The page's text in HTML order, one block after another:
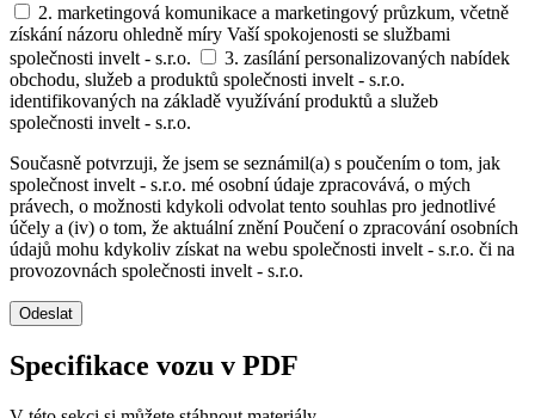
2. marketingová komunikace a marketingový průzkum, včetně
získání názoru ohledně míry Vaší spokojenosti se službami
společnosti invelt - s.r.o.
3. zasílání personalizovaných nabídek
obchodu, služeb a produktů společnosti invelt - s.r.o.
identifikovaných na základě využívání produktů a služeb
společnosti invelt - s.r.o.
Současně potvrzuji, že jsem se seznámil(a) s poučením o tom, jak
společnost invelt - s.r.o. mé osobní údaje zpracovává, o mých
právech, o možnosti kdykoli odvolat tento souhlas pro jednotlivé
účely a (iv) o tom, že aktuální znění Poučení o zpracování osobních
údajů mohu kdykoliv získat na webu společnosti invelt - s.r.o. či na
provozovnách společnosti invelt - s.r.o.
Odeslat
Specifikace vozu v PDF